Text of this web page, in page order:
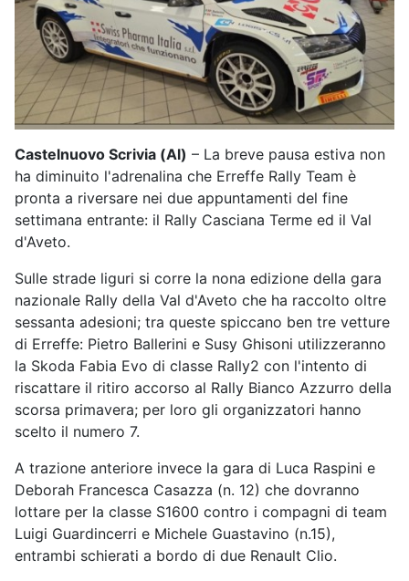
Castelnuovo Scrivia (Al) – La breve pausa estiva non
ha diminuito l'adrenalina che Erreffe Rally Team è
pronta a riversare nei due appuntamenti del fine
settimana entrante: il Rally Casciana Terme ed il Val
d'Aveto.
Sulle strade liguri si corre la nona edizione della gara
nazionale Rally della Val d'Aveto che ha raccolto oltre
sessanta adesioni; tra queste spiccano ben tre vetture
di Erreffe: Pietro Ballerini e Susy Ghisoni utilizzeranno
la Skoda Fabia Evo di classe Rally2 con l'intento di
riscattare il ritiro accorso al Rally Bianco Azzurro della
scorsa primavera; per loro gli organizzatori hanno
scelto il numero 7.
A trazione anteriore invece la gara di Luca Raspini e
Deborah Francesca Casazza (n. 12) che dovranno
lottare per la classe S1600 contro i compagni di team
Luigi Guardincerri e Michele Guastavino (n.15),
entrambi schierati a bordo di due Renault Clio.